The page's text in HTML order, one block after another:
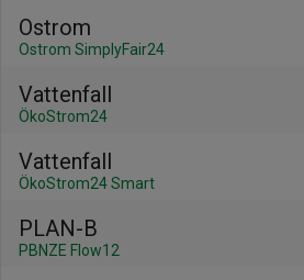
Ostrom
Ostrom SimplyFair24
Vattenfall
ÖkoStrom24
Vattenfall
ÖkoStrom24 Smart
PLAN-B
PBNZE Flow12